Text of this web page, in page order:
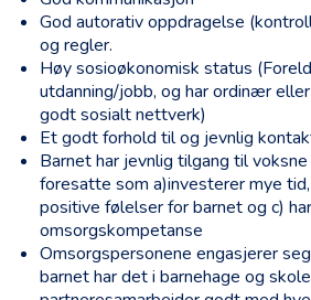
God autorativ oppdragelse
og regler.
Høy sosioøkonomisk status
utdanning/jobb, og har ordinær
godt sosialt nettverk)
Et godt forhold til og jevnlig
Barnet har jevnlig tilgang til
foresatte som a)investerer mye
positive følelser for barnet og c)
omsorgskompetanse
Omsorgspersonene engasjerer
barnet har det i barnehage og